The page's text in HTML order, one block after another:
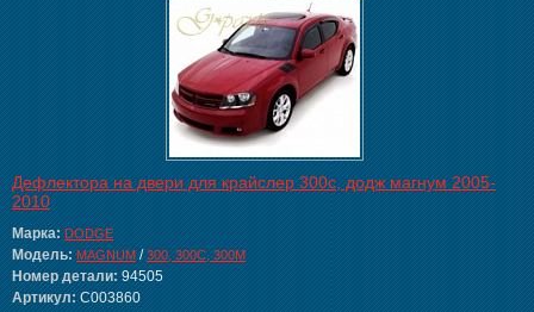
Дефлектора на двери для крайслер 300с, додж магнум 2005-
2010
Марка: DODGE
Модель: MAGNUM /300, 300C, 300M
Номер детали: 94505
Артикул: C003860